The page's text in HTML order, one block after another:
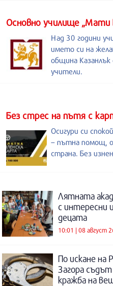
Основно училище „Мати
Над 30 години
името си на
община Казанлък
учители.
Без стрес на пътя с
Осигури си
– пътна помощ,
страна. Без
Лятната
с интересни
децата
10:01 | 08 август
По искане на
Загора
кражба на